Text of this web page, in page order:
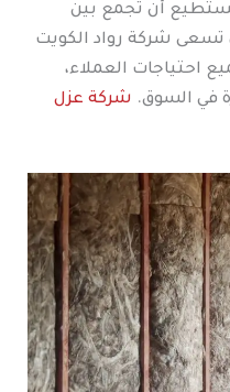
تستطيع أن تجمع بين
تسعى شركة رواد الكويت
احتياجات العملاء،
في السوق. شركة عزل